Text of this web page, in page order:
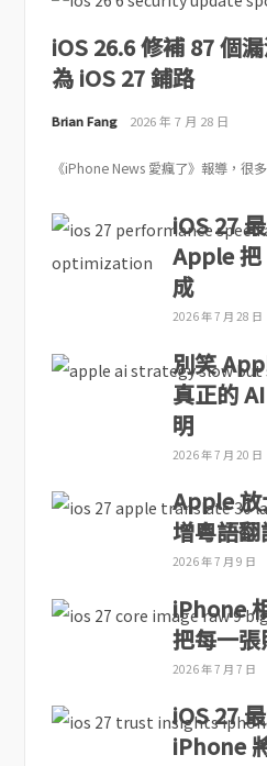
iOS 26.6 修補 87 個
為 iOS 27 鋪路
Brian Fang 2026 年 7 月 28 日
《iPhone News 愛瘋了》報導，很
iOS 27
Apple 把
成
2026 年 7 月 28 日
別笑
真正的
明
2026 年 7 月 20 日
Apple 放
增粵語
2026 年 7 月 9 日
iPhone
把每一
2026 年 7 月 7 日
iOS 27
iPhone